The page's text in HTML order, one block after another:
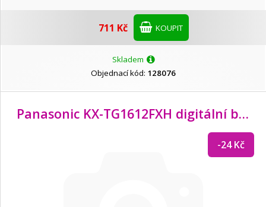
711 Kč KOUPIT
Skladem
Objednací kód: 128076
Panasonic KX-TG1612FXH digitální bezdrátový telefon,
-24 Kč